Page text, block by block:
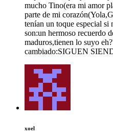
mucho Tino(era mi amor
parte de mi
tenían un toque especial si
son:un hermoso recuerdo
maduros,tienen lo suyo
cambiado:SIGUEN
xoel